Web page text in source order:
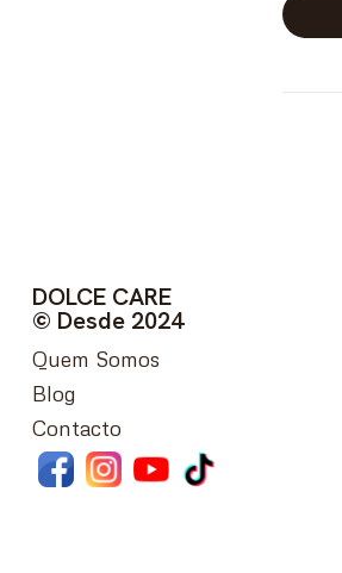
DOLCE CARE
© Desde 2024
Quem Somos
Blog
Contacto